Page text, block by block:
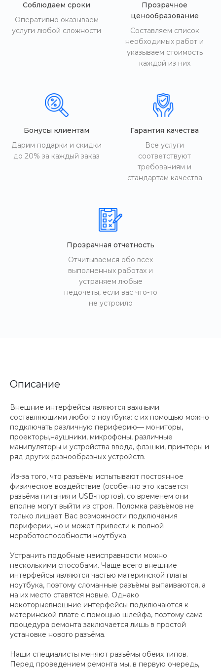
Соблюдаем сроки
Оперативно оказываем
услуги любой сложности
Прозрачное
ценообразование
Составляем список
необходимых работ и
указываем стоимость
каждой из них
Бонусы клиентам
Дарим подарки и скидки
до 20% за каждый заказ
Гарантия качества
Все услуги
соответствуют
требованиям и
стандартам качества
Прозрачная отчетность
Отчитываемся обо всех
выполненных работах и
устраняем любые
недочеты, если вас что-то
не устроило
Описание
Внешние интерфейсы являются важными
составляющими любого ноутбука: с их помощью можно
подключать различную периферию— мониторы,
проекторы,наушники, микрофоны, различные
манипуляторы и устройства ввода, флэшки, принтеры и
ряд других разнообразных устройств.
Из-за того, что разъёмы испытывают постоянное
физическое воздействие (особенно это касается
разъёма питания и USB-портов), со временем они
вполне могут выйти из строя. Поломка разъёмов не
только лишает Вас возможности подключения
периферии, но и может привести к полной
неработоспособности ноутбука.
Устранить подобные неисправности можно
несколькими способами. Чаще всего внешние
интерфейсы являются частью материнской платы
ноутбука, поэтому сломанные разъёмы выпаиваются, а
на их место ставятся новые. Однако
некоторыевнешние интерфейсы подключаются к
материнской плате с помощью шлейфа, поэтому сама
процедура ремонта заключается лишь в простой
установке нового разъёма.
Наши специалисты меняют разъёмы обеих типов.
Перед проведением ремонта мы, в первую очередь,